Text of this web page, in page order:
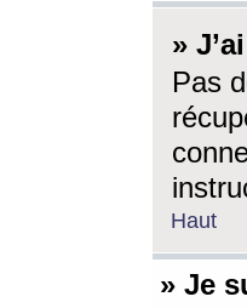
»
Pas
Haut
» Je